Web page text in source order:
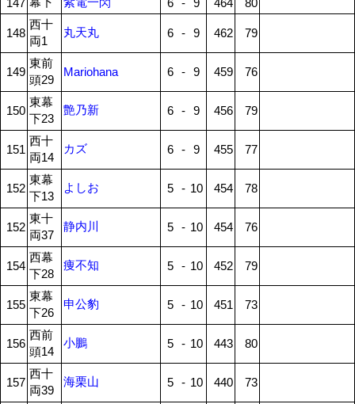
148
西十
両1
丸天丸 6 - 9 462 79
149
東前
頭29
Mariohana 6 - 9 459 76
150
東幕
下23
艶乃新 6 - 9 456 79
151
西十
両14
カズ 6 - 9 455 77
152
東幕
下13
よしお 5 - 10 454 78
152
東十
両37
静内川 5 - 10 454 76
154
西幕
下28
痩不知 5 - 10 452 79
155
東幕
下26
申公豹 5 - 10 451 73
156
西前
頭14
小鵬 5 - 10 443 80
157
西十
両39
海栗山 5 - 10 440 73